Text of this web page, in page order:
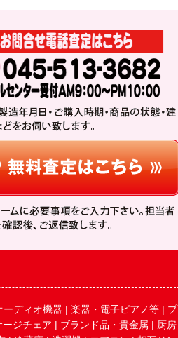
ーディオ機器 | 楽器・電子ピアノ等 | プ
ジチェア | ブランド品・貴金属 | 厨房